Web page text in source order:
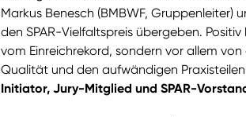
Markus Benesch (BMBWF, Gruppenleiter)
den SPAR-Vielfaltspreis übergeben.
vom Einreichrekord, sondern vor allem
Qualität und den aufwändigen
Initiator, Jury-Mitglied und SPAR-